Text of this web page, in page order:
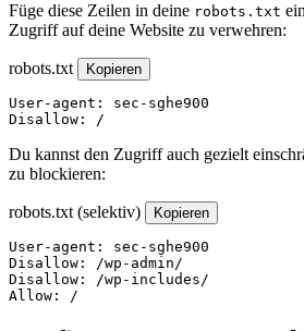
Füge diese Zeilen in deine robots.txt
Zugriff auf deine Website zu verwehren:
robots.txt Kopieren
User-agent: sec-sghe900
Disallow: /
Du kannst den Zugriff auch gezielt
zu blockieren:
robots.txt (selektiv) Kopieren
User-agent: sec-sghe900
Disallow: /wp-admin/
Disallow: /wp-includes/
Allow: /